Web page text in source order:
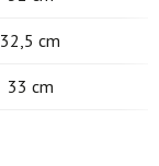
32,5 cm
33 cm